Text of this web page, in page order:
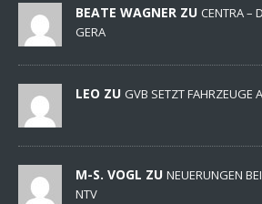
BEATE WAGNER ZU CENTRA –
GERA
LEO ZU GVB SETZT FAHRZEUGE
M-S. VOGL ZU NEUERUNGEN
NTV